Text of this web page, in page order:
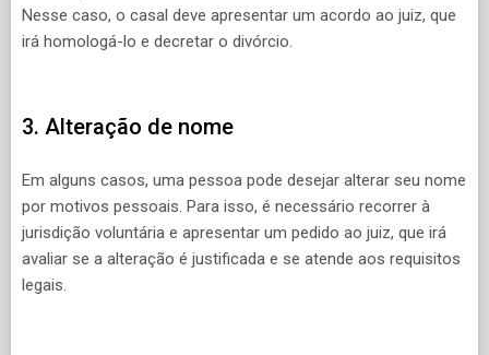
Nesse caso, o casal deve apresentar um acordo ao juiz, que
irá homologá-lo e decretar o divórcio.
3. Alteração de nome
Em alguns casos, uma pessoa pode desejar alterar seu nome
por motivos pessoais. Para isso, é necessário recorrer à
jurisdição voluntária e apresentar um pedido ao juiz, que irá
avaliar se a alteração é justificada e se atende aos requisitos
legais.